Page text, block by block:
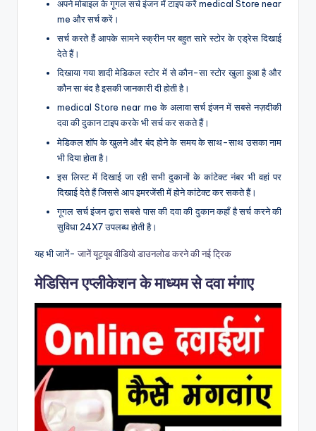
अपने मोबाइल के गूगल सर्च इंजन में टाइप करें medical Store near
me और सर्च करें।
सर्च करते हैं आपके सामने स्क्रीन पर बहुत सारे स्टोर के एड्रेस दिखाई
देते हैं।
दिखाया गया शादी मेडिकल स्टोर में से कौन-सा स्टोर खुला हुआ है और
कौन सा बंद है इसकी जानकारी दी होती है।
medical Store near me के अलावा सर्च इंजन में सबसे नज़दीकी
दवा की दुकान टाइप करके भी सर्च कर सकते हैं।
मेडिकल शॉप के खुलने और बंद होने के समय के साथ-साथ उसका नाम
भी दिया होता है।
इस लिस्ट में दिखाई जा रही सभी दुकानों के कांटेक्ट नंबर भी वहां पर
दिखाई देते हैं जिससे आप इमरजेंसी में होने कांटेक्ट कर सकते हैं।
गूगल सर्च इंजन द्वारा सबसे पास की दवा की दुकान कहाँ है सर्च करने की
सुविधा 24X7 उपलब्ध होती है।
यह भी जानें-जानें यूट्यूब वीडियो डाउनलोड करने की नई ट्रिक
मेडिसिन एप्लीकेशन के माध्यम से दवा मंगाए